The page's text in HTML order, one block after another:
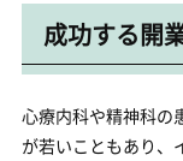
成功する開
心療内科や精神科の
が若いこともあり、